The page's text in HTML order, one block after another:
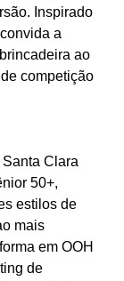
Inspirado
a
ao
competição
Clara
50+,
estilos de
mais
em OOH
de